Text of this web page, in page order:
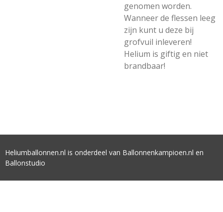
genomen worden.
Wanneer de flessen leeg
zijn kunt u deze bij
grofvuil inleveren!
Helium is giftig en niet
brandbaar!
Heliumballonnen.nl is onderdeel van Ballonnenkampioen.nl en
Ballonstudio